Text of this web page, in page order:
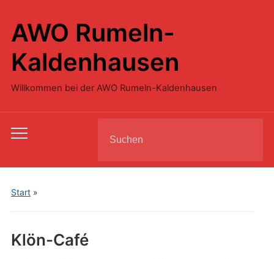
AWO Rumeln-
Kaldenhausen
Willkommen bei der AWO Rumeln-Kaldenhausen
Toggle
menu
for:
Start»
Klön-Café